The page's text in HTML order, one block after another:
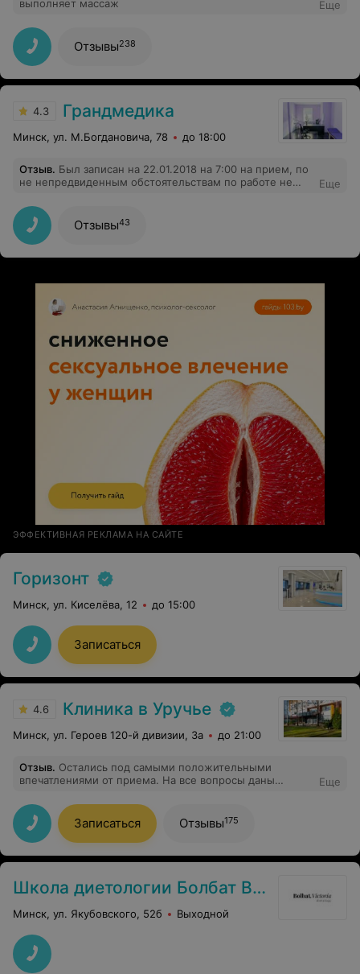
выполняет массаж
Еще
Отзывы238
4.3 Грандмедика
Минск, ул. М.Богдановича, 78 до 18:00
Отзыв. Был записан на 22.01.2018 на 7:00 на прием, по
не непредвиденным обстоятельствам по работе не
13:00, и хотел перезаписаться на прием на другой
ближайший день, но мне сказали что я могу записаться
только через 2 недели когда точно смогу прийти (с
недовольным тоном). Так как я знаю что диетолог
принимает и в другие дни и свободен на этой неделе,
приемлемо.
Еще
Отзывы43
ЭФФЕКТИВНАЯ РЕКЛАМА НА САЙТЕ
Горизонт
Минск, ул. Киселёва, 12 до 15:00
Записаться
4.6 Клиника в Уручье
Минск, ул. Героев 120-й дивизии, 3а до 21:00
Отзыв. Остались под самыми положительными
впечатлениями от приема. На все вопросы даны
Очень добрая, тактичная. Профессионал в своем деле.
Еще
Записаться Отзывы175
Школа диетологии Болбат Виктории
Минск, ул. Якубовского, 52б Выходной